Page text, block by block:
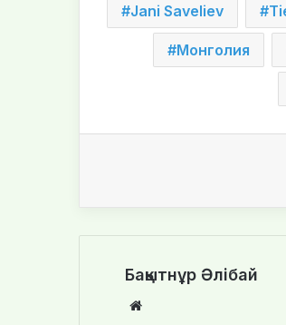
Jani Saveliev
Монголия
Бақытнұр Әлібай